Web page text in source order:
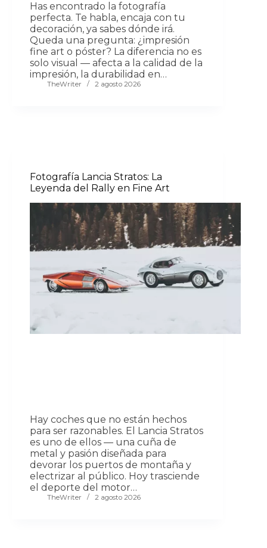
Has encontrado la fotografía
perfecta. Te habla, encaja con tu
decoración, ya sabes dónde irá.
Queda una pregunta: ¿impresión
fine art o póster? La diferencia no es
solo visual — afecta a la calidad de la
impresión, la durabilidad en…
TheWriter 2 agosto 2026
Fotografía Lancia Stratos: La
Leyenda del Rally en Fine Art
Hay coches que no están hechos
para ser razonables. El Lancia Stratos
es uno de ellos — una cuña de
metal y pasión diseñada para
devorar los puertos de montaña y
electrizar al público. Hoy trasciende
el deporte del motor…
TheWriter 2 agosto 2026